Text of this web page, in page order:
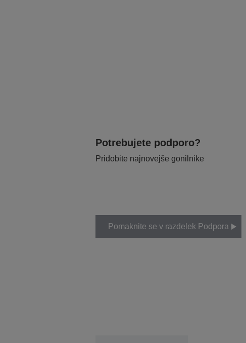
Potrebujete podporo?
Pridobite najnovejše gonilnike
Pomaknite se v razdelek Podpora